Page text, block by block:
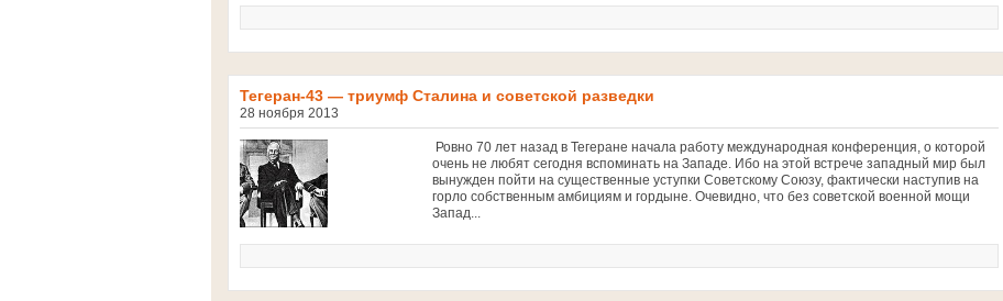
Тегеран-43 — триумф Сталина и советской разведки
28 ноября 2013
Ровно 70 лет назад в Тегеране начала работу международная конференция, о которой
очень не любят сегодня вспоминать на Западе. Ибо на этой встрече западный мир был
вынужден пойти на существенные уступки Советскому Союзу, фактически наступив на
горло собственным амбициям и гордыне. Очевидно, что без советской военной мощи
Запад...